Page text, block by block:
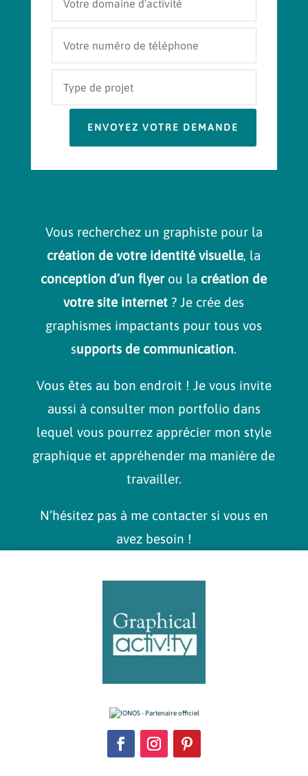
ENVOYEZ VOTRE DEMANDE
Vous recherchez un graphiste pour la
création de votre identité visuelle, la
conception d’un flyerou la création de
votre site internet ? Je crée des
graphismes impactants pour tous vos
supports de communication.
Vous êtes au bon endroit ! Je vous invite
aussi à consulter mon portfolio dans
lequel vous pourrez apprécier mon style
graphique et appréhender ma manière de
travailler.
N’hésitez pas à me contacter si vous en
avez besoin !